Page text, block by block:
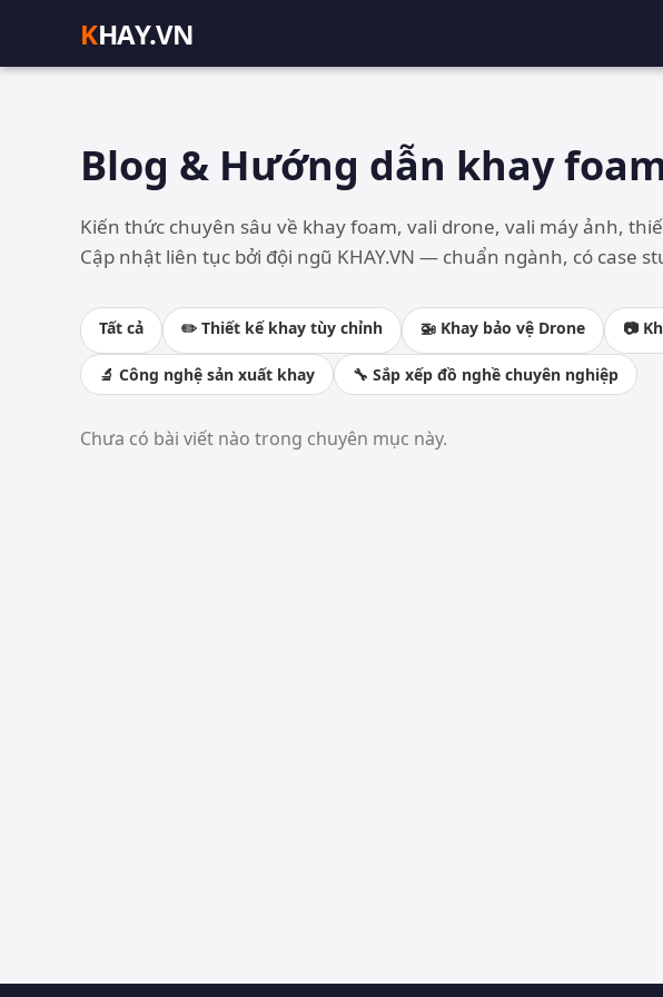
KHAY.VN
Blog & Hướng dẫn khay
Kiến thức chuyên sâu về khay foam, vali drone, vali máy ảnh,
Cập nhật liên tục bởi đội ngũ KHAY.VN — chuẩn ngành, có case
Tất cả ✏️ Thiết kế khay tùy chỉnh 🚁 Khay bảo vệ Drone 📷
🔬 Công nghệ sản xuất khay 🔧 Sắp xếp đồ nghề chuyên nghiệp
Chưa có bài viết nào trong chuyên mục này.